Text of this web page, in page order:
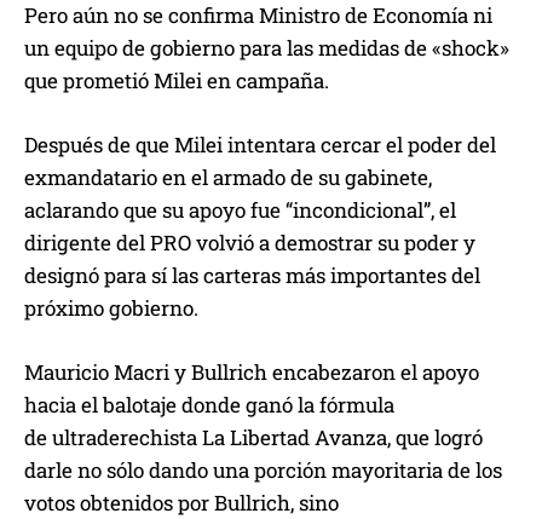
Pero aún no se confirma Ministro de Economía ni
un equipo de gobierno para las medidas de «shock»
que prometió Milei en campaña.
Después de que Milei intentara cercar el poder del
exmandatario en el armado de su gabinete,
aclarando que su apoyo fue “incondicional”, el
dirigente del PRO volvió a demostrar su poder y
designó para sí las carteras más importantes del
próximo gobierno.
Mauricio Macri y Bullrich encabezaron el apoyo
hacia el balotaje donde ganó la fórmula
de ultraderechista La Libertad Avanza, que logró
darle no sólo dando una porción mayoritaria de los
votos obtenidos por Bullrich, sino